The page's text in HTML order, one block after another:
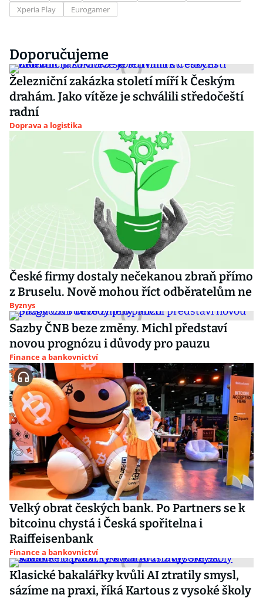
Xperia Play
Eurogamer
Doporučujeme
Železniční zakázka století míří k Českým
drahám. Jako vítěze je schválili středočeští
radní
Doprava a logistika
České firmy dostaly nečekanou zbraň přímo
z Bruselu. Nově mohou říct odběratelům ne
Byznys
Sazby ČNB beze změny. Michl představí
novou prognózu i důvody pro pauzu
Finance a bankovnictví
Velký obrat českých bank. Po Partners se k
bitcoinu chystá i Česká spořitelna i
Raiffeisenbank
Finance a bankovnictví
Klasické bakalářky kvůli AI ztratily smysl,
sázíme na praxi, říká Kartous z vysoké školy